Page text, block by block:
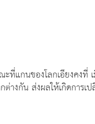
ที่แกนของโลกเอียงคงที่
างกัน ส่งผลให้เกิดกา